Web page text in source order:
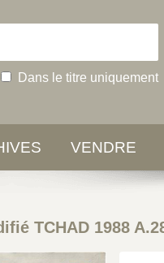
Dans le titre uniquement
VENDRE
TCHAD 1988